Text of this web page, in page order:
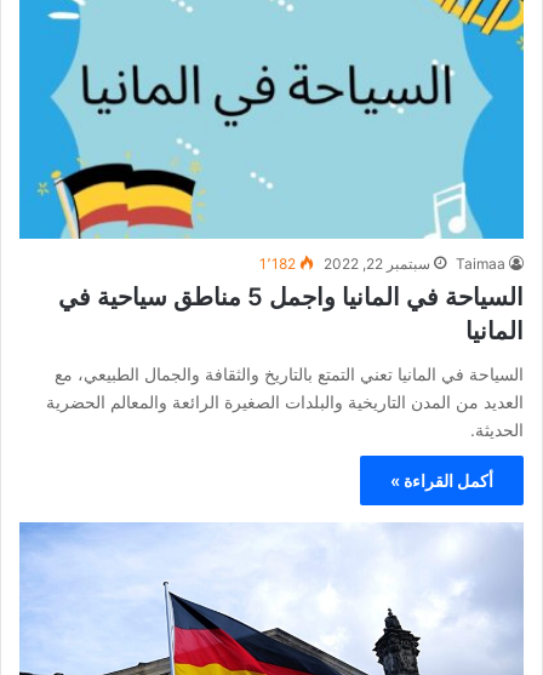
Taimaa سبتمبر 22, 2022 1٬182
السياحة في المانيا واجمل 5 مناطق سياحية في
المانيا
السياحة في المانيا تعني التمتع بالتاريخ والثقافة والجمال الطبيعي، مع
العديد من المدن التاريخية والبلدات الصغيرة الرائعة والمعالم الحضرية
الحديثة.
أكمل القراءة »